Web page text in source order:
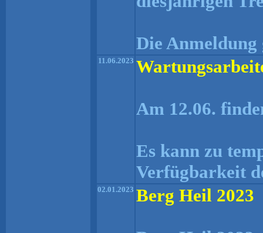
Die
11.06.2023
Am 12.06.
Es kann zu
Verfügbarkeit
02.01.2023 Berg Heil 2023